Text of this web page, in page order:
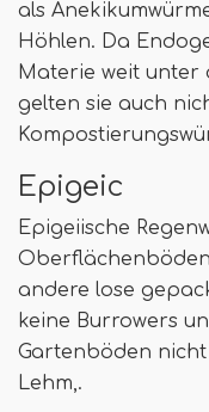
als
Höhlen. Da
Materie weit unter
gelten sie auch
Epigeic
Epigeiische
andere lose
keine Burrowers
Gartenböden
Lehm,.